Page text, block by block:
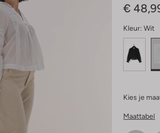
€
Kleur: Wit
Kies je
Maattabel